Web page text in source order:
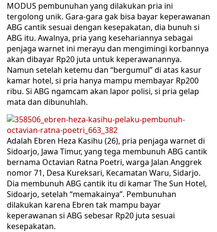
MODUS pembunuhan yang dilakukan pria ini
tergolong unik. Gara-gara gak bisa bayar keperawanan
ABG cantik sesuai dengan kesepakatan, dia bunuh si
ABG itu. Awalnya, pria yang kesehariannya sebagai
penjaga warnet ini merayu dan mengimingi korbannya
akan dibayar Rp20 juta untuk keperawanannya.
Namun setelah ketemu dan “bergumul” di atas kasur
kamar hotel, si pria hanya mampu membayar Rp200
ribu. Si ABG ngamcam akan lapor polisi, si pria gelap
mata dan dibunuhlah.
Adalah Ebren Heza Kasihu (26), pria penjaga warnet di
Sidoarjo, Jawa Timur, yang tega membunuh ABG cantik
bernama Octavian Ratna Poetri, warga Jalan Anggrek
nomor 71, Desa Kureksari, Kecamatan Waru, Sidarjo.
Dia membunuh ABG cantik itu di kamar The Sun Hotel,
Sidoarjo, setelah “memakainya”. Pembunuhan
dilakukan karena Ebren tak mampu bayar
keperawanan si ABG sebesar Rp20 juta sesuai
kesepakatan.